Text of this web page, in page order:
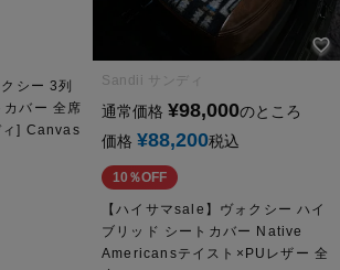
シー 3列
カバー 全席
] Canvas
Sandii サンディ
通常価格 ¥98,000のところ
価格 ¥88,200税込
10％OFF
【ハイサマsale】ヴォクシー ハイ
ブリッド シートカバー Native
Americansテイスト×PUレザー 全